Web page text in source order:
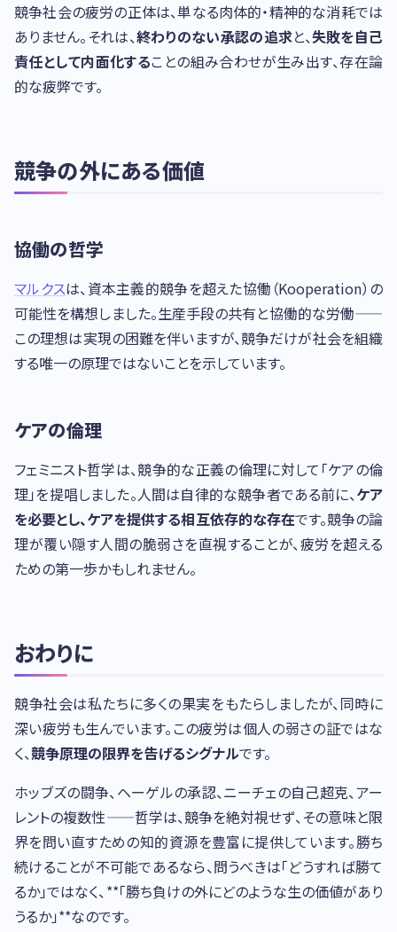
競争社会の疲労の正体は、単なる肉体的・精神的な消耗では
ありません。それは、終わりのない承認の追求と、失敗を自己
責任として内面化することの組み合わせが生み出す、存在論
的な疲弊です。
競争の外にある価値
協働の哲学
マルクスは、資本主義的競争を超えた協働（Kooperation）の
可能性を構想しました。生産手段の共有と協働的な労働——
この理想は実現の困難を伴いますが、競争だけが社会を組織
する唯一の原理ではないことを示しています。
ケアの倫理
フェミニスト哲学は、競争的な正義の倫理に対して「ケアの倫
理」を提唱しました。人間は自律的な競争者である前に、ケア
を必要とし、ケアを提供する相互依存的な存在です。競争の論
理が覆い隠す人間の脆弱さを直視することが、疲労を超える
ための第一歩かもしれません。
おわりに
競争社会は私たちに多くの果実をもたらしましたが、同時に
深い疲労も生んでいます。この疲労は個人の弱さの証ではな
く、競争原理の限界を告げるシグナルです。
ホッブズの闘争、ヘーゲルの承認、ニーチェの自己超克、アー
レントの複数性——哲学は、競争を絶対視せず、その意味と限
界を問い直すための知的資源を豊富に提供しています。勝ち
続けることが不可能であるなら、問うべきは「どうすれば勝て
るか」ではなく、**「勝ち負けの外にどのような生の価値があり
うるか」**なのです。